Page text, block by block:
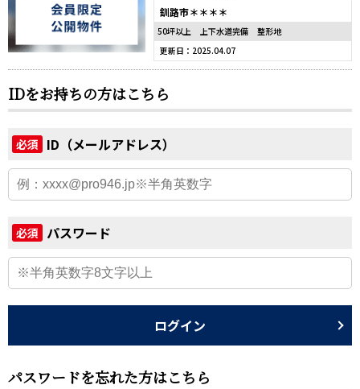
釧路市＊＊＊＊
50坪以上 上下水道完備
整形地
更新日：2025.04.07
IDをお持ちの方はこちら
必須 ID（メールアドレス）
必須 パスワード
ログイン
パスワードを忘れた方はこちら